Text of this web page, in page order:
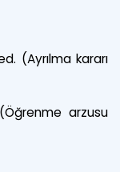
(Ayrılma kararı
arzusu